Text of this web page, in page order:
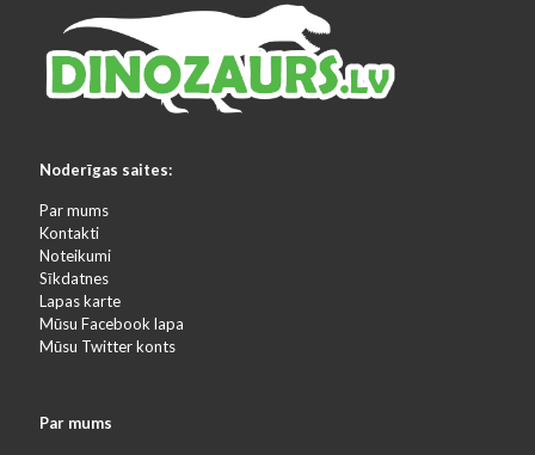
Noderīgas saites:
Par mums
Kontakti
Noteikumi
Sīkdatnes
Lapas karte
Mūsu Facebook lapa
Mūsu Twitter konts
Par mums